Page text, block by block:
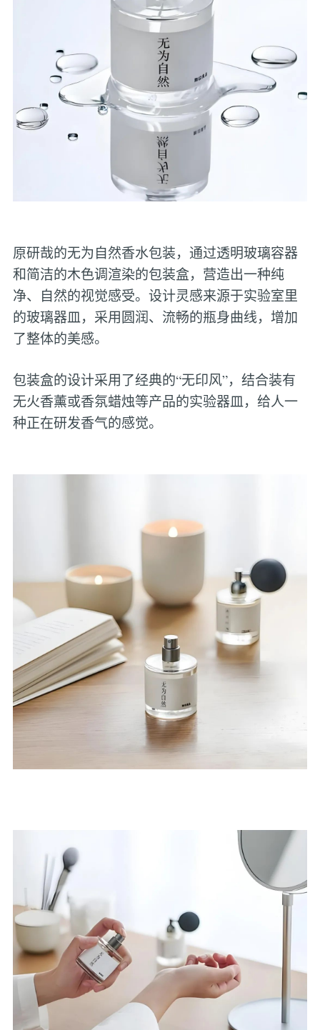
原研哉的无为自然香水包装，通过透明玻璃容器
和简洁的木色调渲染的包装盒，营造出一种纯
净、自然的视觉感受。设计灵感来源于实验室里
的玻璃器皿，采用圆润、流畅的瓶身曲线，增加
了整体的美感。
包装盒的设计采用了经典的“无印风”，结合装有
无火香薰或香氛蜡烛等产品的实验器皿，给人一
种正在研发香气的感觉。